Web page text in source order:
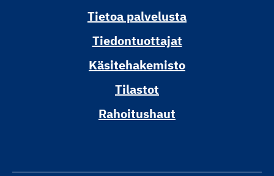
Tietoa palvelusta
Tiedontuottajat
Käsitehakemisto
Tilastot
Rahoitushaut